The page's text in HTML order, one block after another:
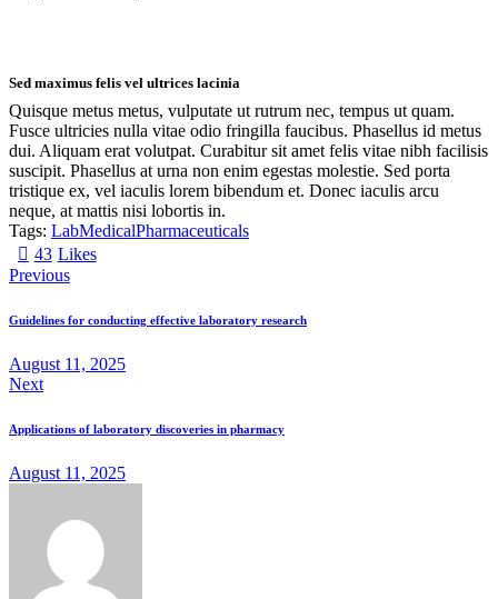
Sed maximus felis vel ultrices lacinia
Quisque metus metus, vulputate ut rutrum nec, tempus ut quam.
Fusce ultricies nulla vitae odio fringilla faucibus. Phasellus id metus
dui. Aliquam erat volutpat. Curabitur sit amet felis vitae nibh facilisis
suscipit. Phasellus at urna non enim egestas molestie. Sed porta
tristique ex, vel iaculis lorem bibendum et. Donec iaculis arcu
neque, at mattis nisi lobortis in.
Tags: LabMedicalPharmaceuticals
43 Likes
Previous
Guidelines for conducting effective laboratory research
August 11, 2025
Next
Applications of laboratory discoveries in pharmacy
August 11, 2025